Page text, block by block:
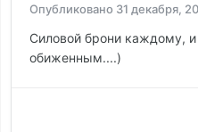
Опубликовано 31 декабря,
Силовой брони каждому, и
обиженным....)